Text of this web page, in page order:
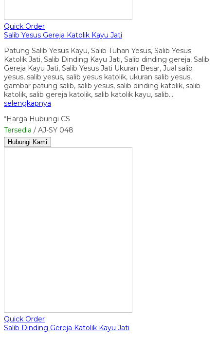
Quick Order
Salib Yesus Gereja Katolik Kayu Jati
Patung Salib Yesus Kayu, Salib Tuhan Yesus, Salib Yesus
Katolik Jati, Salib Dinding Kayu Jati, Salib dinding gereja, Salib
Gereja Kayu Jati, Salib Yesus Jati Ukuran Besar, Jual salib
yesus, salib yesus, salib yesus katolik, ukuran salib yesus,
gambar patung salib, salib yesus, salib dinding katolik, salib
katolik, salib gereja katolik, salib katolik kayu, salib…
selengkapnya
*Harga Hubungi CS
Tersedia / AJ-SY 048
Hubungi Kami
Quick Order
Salib Dinding Gereja Katolik Kayu Jati